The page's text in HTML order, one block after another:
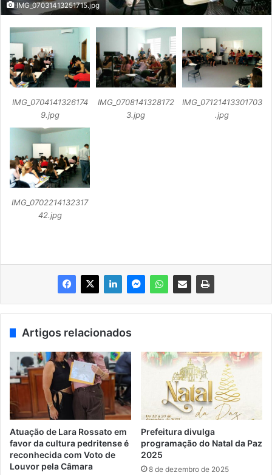
IMG_07031413251715.jpg
IMG_0704141326174
9.jpg
IMG_0708141328172
3.jpg
IMG_07121413301703
.jpg
IMG_0702214132317
42.jpg
Artigos relacionados
Atuação de Lara Rossato em
favor da cultura pedritense é
reconhecida com Voto de
Louvor pela Câmara
Prefeitura divulga
programação do Natal da Paz
2025
8 de dezembro de 2025